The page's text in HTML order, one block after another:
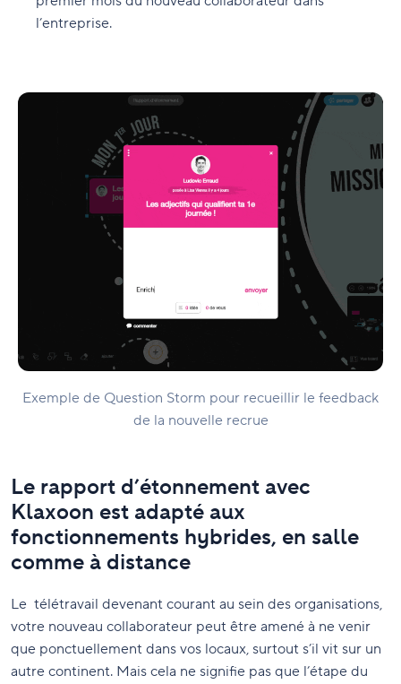
l’entreprise.
Exemple de Question Storm pour recueillir le feedback
de la nouvelle recrue
Le rapport d’étonnement avec
Klaxoon est adapté aux
fonctionnements hybrides, en salle
comme à distance
Le télétravail devenant courant au sein des organisations,
votre nouveau collaborateur peut être amené à ne venir
que ponctuellement dans vos locaux, surtout s’il vit sur un
autre continent. Mais cela ne signifie pas que l’étape du